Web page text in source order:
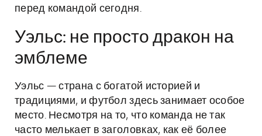
перед командой сегодня.
Уэльс: не просто дракон на
эмблеме
Уэльс — страна с богатой историей и
традициями, и футбол здесь занимает особое
место. Несмотря на то, что команда не так
часто мелькает в заголовках, как её более